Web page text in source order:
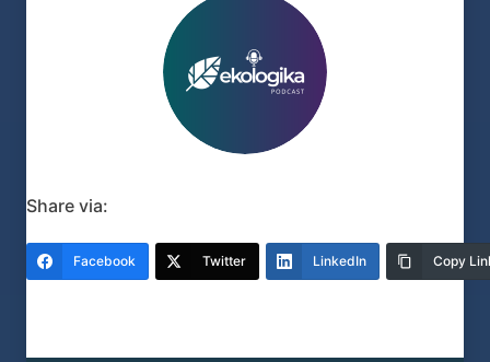
Share via:
Facebook Twitter LinkedIn Copy